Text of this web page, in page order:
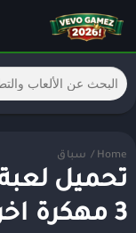
Home
/ سباق
3 مهكرة اخر اصدار